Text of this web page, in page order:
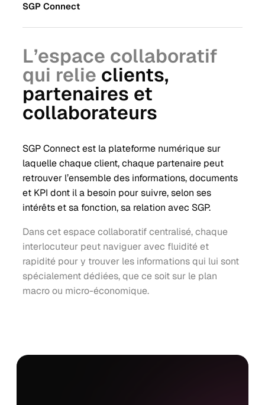
SGP Connect
L’espace collaboratif
qui relie clients,
partenaires et
collaborateurs
SGP Connect est la plateforme numérique sur
laquelle chaque client, chaque partenaire peut
retrouver l’ensemble des informations, documents
et KPI dont il a besoin pour suivre, selon ses
intérêts et sa fonction, sa relation avec SGP.
Dans cet espace collaboratif centralisé, chaque
interlocuteur peut naviguer avec fluidité et
rapidité pour y trouver les informations qui lui sont
spécialement dédiées, que ce soit sur le plan
macro ou micro-économique.